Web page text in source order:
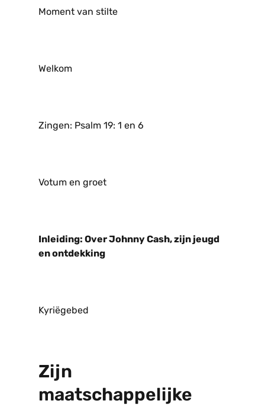
Moment van stilte
Welkom
Zingen: Psalm 19: 1 en 6
Votum en groet
Inleiding: Over Johnny Cash, zijn jeugd
en ontdekking
Kyriëgebed
Zijn
maatschappelijke